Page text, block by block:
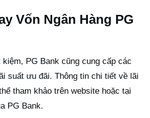
Vốn Ngân Hàng PG
PG Bank cũng cung cấp các
suất ưu đãi. Thông tin chi tiết về lãi
tham khảo trên website hoặc tại
PG Bank.